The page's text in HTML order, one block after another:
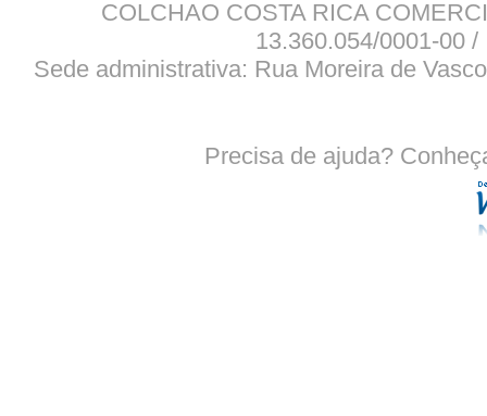
COLCHAO COSTA RICA
13.360.054/0001-00
Sede administrativa: Rua Moreira de
Precisa de ajuda?